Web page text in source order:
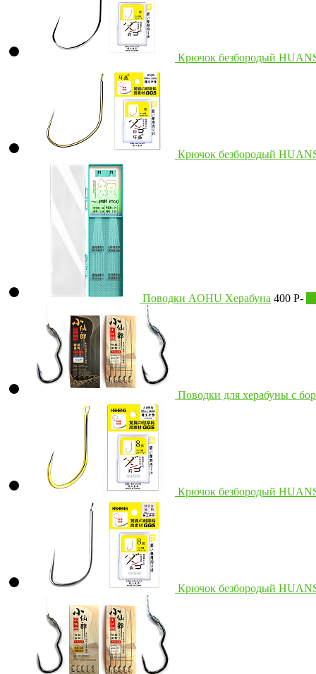
Крючок безбородый
Крючок безбородый
Поводки AOHU Херабуна 400 Р-
Поводки для херабуны с
Крючок безбородый
Крючок безбородый